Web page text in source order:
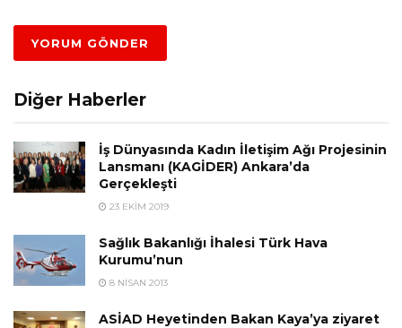
Diğer Haberler
İş Dünyasında Kadın İletişim Ağı Projesinin
Lansmanı (KAGİDER) Ankara’da
Gerçekleşti
23 EKIM 2019
Sağlık Bakanlığı İhalesi Türk Hava
Kurumu’nun
8 NISAN 2013
ASİAD Heyetinden Bakan Kaya’ya ziyaret